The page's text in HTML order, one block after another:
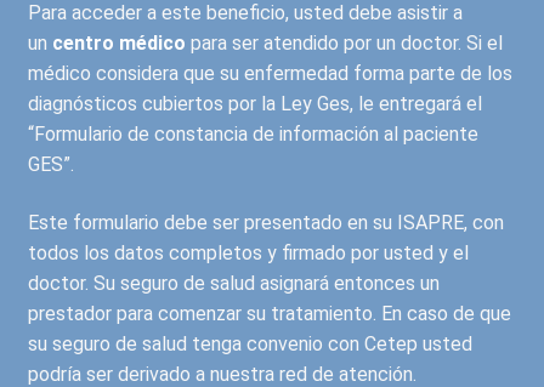
Para acceder a este beneficio, usted debe asistir a
un centro médico para ser atendido por un doctor. Si el
médico considera que su enfermedad forma parte de los
diagnósticos cubiertos por la Ley Ges, le entregará el
“Formulario de constancia de información al paciente
GES”.
Este formulario debe ser presentado en su ISAPRE, con
todos los datos completos y firmado por usted y el
doctor. Su seguro de salud asignará entonces un
prestador para comenzar su tratamiento. En caso de que
su seguro de salud tenga convenio con Cetep usted
podría ser derivado a nuestra red de atención.